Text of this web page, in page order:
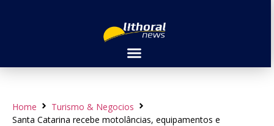
Home
Turismo & Negocios
Santa Catarina recebe motolâncias, equipamentos e